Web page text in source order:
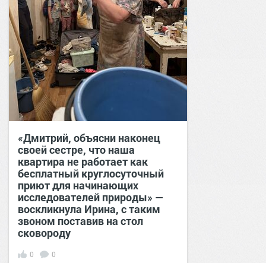
«Дмитрий, объясни наконец
своей сестре, что наша
квартира не работает как
бесплатный круглосуточный
приют для начинающих
исследователей природы» —
воскликнула Ирина, с таким
звоном поставив на стол
сковороду
0 0